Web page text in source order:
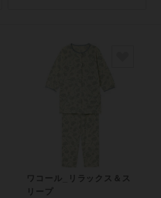
ワコール_リラックス＆ス
リープ